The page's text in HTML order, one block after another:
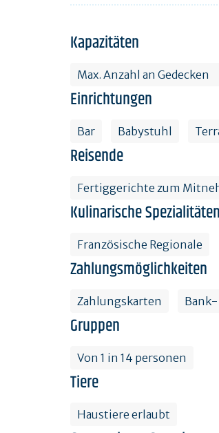
Kapazitäten
Max. Anzahl an Gedecken
Einrichtungen
Bar Babystuhl
Reisende
Fertiggerichte zum
Kulinarische Spezialitäten
Französische Regionale
Zahlungsmöglichkeiten
Zahlungskarten Bank-
Gruppen
Von 1 in 14 personen
Tiere
Haustiere erlaubt